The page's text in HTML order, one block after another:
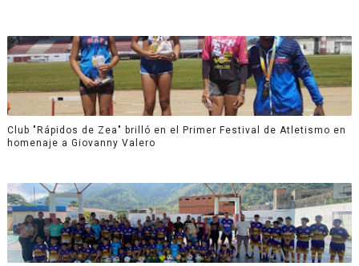
Club "Rápidos de Zea" brilló en el Primer Festival de Atletismo en
homenaje a Giovanny Valero